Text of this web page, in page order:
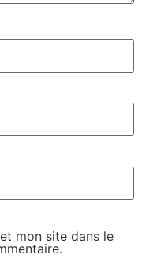
mon site dans le